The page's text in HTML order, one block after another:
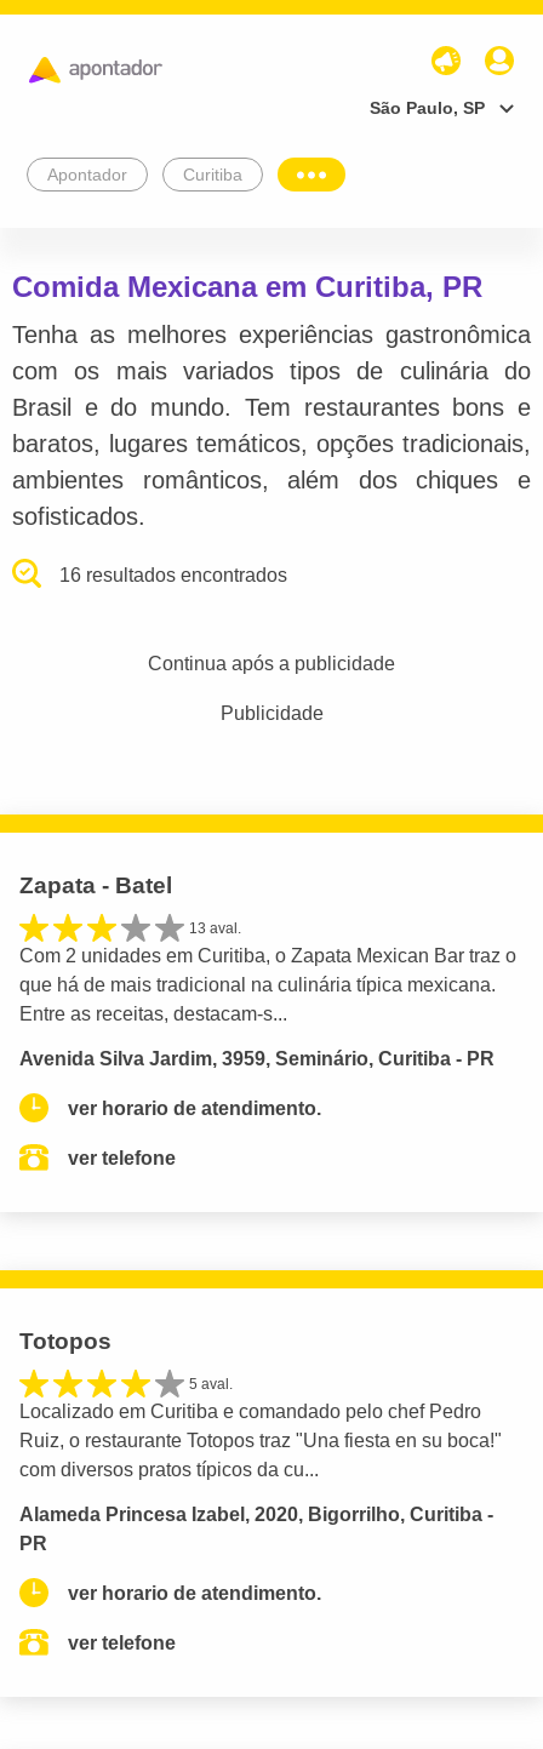
São Paulo, SP
Apontador Curitiba
Comida Mexicana em Curitiba, PR
Tenha as melhores experiências gastronômica
com os mais variados tipos de culinária do
Brasil e do mundo. Tem restaurantes bons e
baratos, lugares temáticos, opções tradicionais,
ambientes românticos, além dos chiques e
sofisticados.
16 resultados encontrados
Continua após a publicidade
Publicidade
Zapata - Batel
13 aval.
Com 2 unidades em Curitiba, o Zapata Mexican Bar traz o
que há de mais tradicional na culinária típica mexicana.
Entre as receitas, destacam-s...
Avenida Silva Jardim, 3959, Seminário, Curitiba - PR
ver horario de atendimento.
ver telefone
Totopos
5 aval.
Localizado em Curitiba e comandado pelo chef Pedro
Ruiz, o restaurante Totopos traz "Una fiesta en su boca!"
com diversos pratos típicos da cu...
Alameda Princesa Izabel, 2020, Bigorrilho, Curitiba -
PR
ver horario de atendimento.
ver telefone